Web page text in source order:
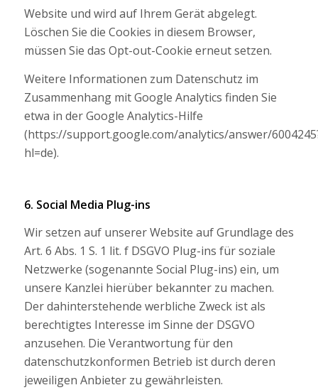
Website und wird auf Ihrem Gerät abgelegt.
Löschen Sie die Cookies in diesem Browser,
müssen Sie das Opt-out-Cookie erneut setzen.
Weitere Informationen zum Datenschutz im
Zusammenhang mit Google Analytics finden Sie
etwa in der Google Analytics-Hilfe
(https://support.google.com/analytics/answer/
hl=de).
6. Social Media Plug-ins
Wir setzen auf unserer Website auf Grundlage des
Art. 6 Abs. 1 S. 1 lit. f DSGVO Plug-ins für soziale
Netzwerke (sogenannte Social Plug-ins) ein, um
unsere Kanzlei hierüber bekannter zu machen.
Der dahinterstehende werbliche Zweck ist als
berechtigtes Interesse im Sinne der DSGVO
anzusehen. Die Verantwortung für den
datenschutzkonformen Betrieb ist durch deren
jeweiligen Anbieter zu gewährleisten.